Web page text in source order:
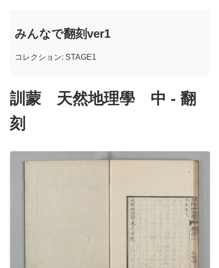
みんなで翻刻ver1
コレクション: STAGE1
訓蒙 天然地理學 中 - 翻
刻